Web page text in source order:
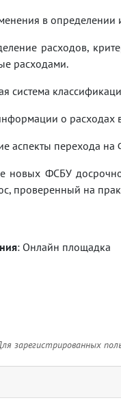
в определении
расходов,
расходами.
система
о расходах
аспекты перехода
новых ФСБУ
проверенный на
: Онлайн площадка
зарегистрированных